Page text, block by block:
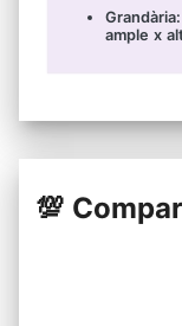
ample x
💯